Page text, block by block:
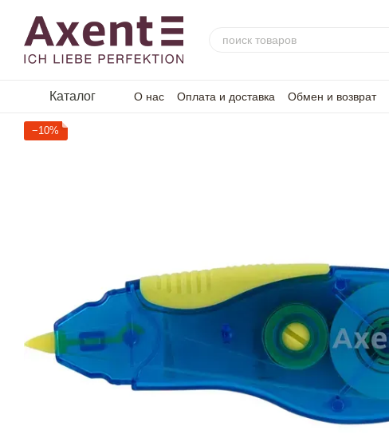
Каталог О нас Оплата и доставка Обмен и возврат
−10%